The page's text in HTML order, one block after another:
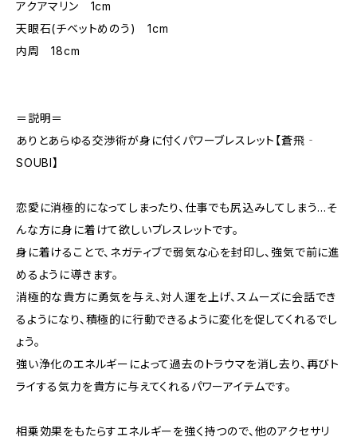
アクアマリン 1cm
天眼石(チベットめのう) 1cm
内周 18cm
＝説明＝
ありとあらゆる交渉術が身に付くパワーブレスレット【蒼飛‐
SOUBI】
恋愛に消極的になってしまったり、仕事でも尻込みしてしまう…そ
んな方に身に着けて欲しいブレスレットです。
身に着けることで、ネガティブで弱気な心を封印し、強気で前に進
めるように導きます。
消極的な貴方に勇気を与え、対人運を上げ、スムーズに会話でき
るようになり、積極的に行動できるように変化を促してくれるでし
ょう。
強い浄化のエネルギーによって過去のトラウマを消し去り、再びト
ライする気力を貴方に与えてくれるパワーアイテムです。
相乗効果をもたらすエネルギーを強く持つので、他のアクセサリ